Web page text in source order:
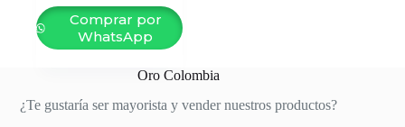
Comprar por
WhatsApp
Oro Colombia
¿Te gustaría ser mayorista y vender nuestros productos?